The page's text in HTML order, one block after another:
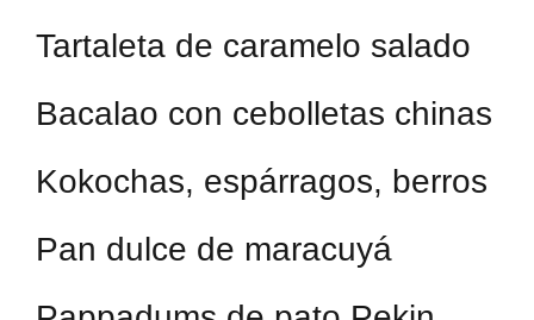
Tartaleta de caramelo salado
Bacalao con cebolletas chinas
Kokochas, espárragos, berros
Pan dulce de maracuyá